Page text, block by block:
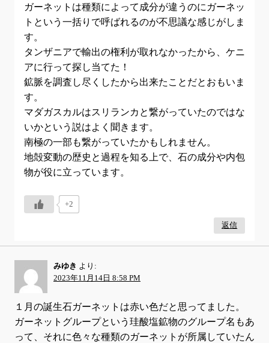
ガーネットは種類によって成分が違うのにガーネッ
トという一括りで呼ばれるのが不思議な感じがしま
す。
タンザニアで輸出の権利が取れなかったから、ケニ
アに行って探し当てた！
鉱脈を調査し尽くしたから出来たことだとおもいま
す。
マダガスカルはスリランカと繋がっていたのではな
いかという説はよく聞きます。
南極の一部も繋がっていたかもしれません。
地殻変動の歴史と過程を知る上で、石の成分や内包
物が役に立っています。
+2
返信
みゆき より:
2023年11月14日 8:58 PM
１月の誕生石ガーネットは赤い色だと思ってました。
ガーネットグループという珪酸塩鉱物のグループ名もあ
って、それに色々な種類のガーネットが所属していたん